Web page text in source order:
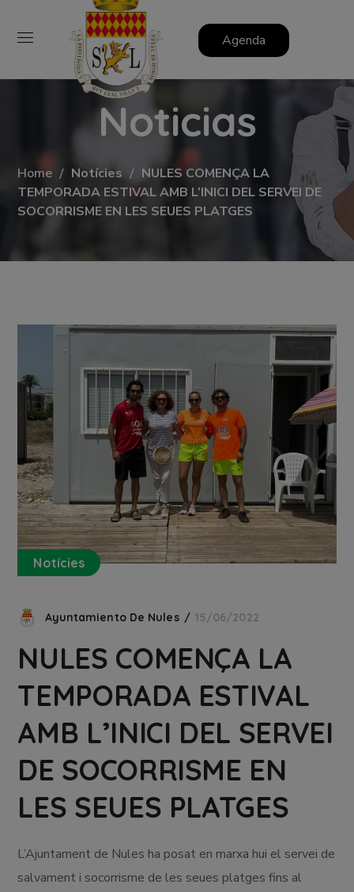
Agenda
Noticias
Home Notícies
NULES COMENÇA LA
TEMPORADA ESTIVAL AMB L’INICI DEL SERVEI DE
SOCORRISME EN LES SEUES PLATGES
Notícies
Ayuntamiento De Nules 15/06/2022
NULES COMENÇA LA
TEMPORADA ESTIVAL
AMB L’INICI DEL SERVEI
DE SOCORRISME EN
LES SEUES PLATGES
L’Ajuntament de Nules ha posat en marxa hui el servei de
salvament i socorrisme de les seues platges fins al